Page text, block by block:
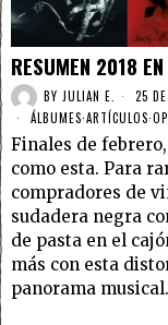
RESUMEN 2018
BY JULIAN E.
25
ÁLBUMES·ARTÍCULOS·
Finales de
como esta. Para
compradores de
sudadera negra
de pasta en el
más con esta
panorama